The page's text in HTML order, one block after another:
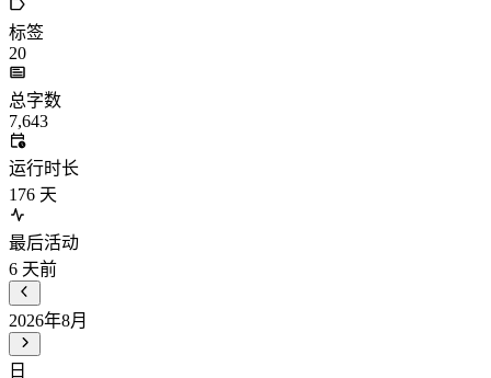
标签
20
总字数
7,643
运行时长
176 天
最后活动
6 天前
2026年8月
日